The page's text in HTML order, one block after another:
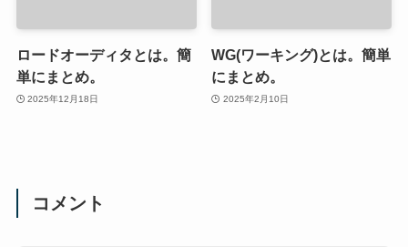
ロードオーディタとは。簡
単にまとめ。
2025年12月18日
WG(ワーキング)とは。簡単
にまとめ。
2025年2月10日
コメント